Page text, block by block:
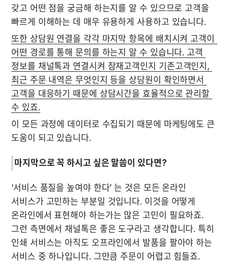
갖고 어떤 점을 궁금해 하는지를 알 수 있으므로 고객을
빠르게 이해하는 데 매우 유용하게 사용하고 있습니다.
또한 상담원 연결을 각각 마지막 항목에 배치시켜 고객이
어떤 경로를 통해 문의를 하는지 알 수 있습니다. 고객
정보를 채널톡과 연결시켜 잠재고객인지 기존고객인지,
최근 주문 내역은 무엇인지 등을 상담원이 확인하면서
고객을 대응하기 때문에 상담시간을 효율적으로 관리할
수 있죠.
이 모든 과정에 데이터로 수집되기 때문에 마케팅에도 큰
도움이 되고 있습니다.
마지막으로 꼭 하시고 싶은 말씀이 있다면?
‘서비스 품질을 높여야 한다’ 는 것은 모든 온라인
서비스가 고민하는 부분일 것입니다. 이것을 어떻게
온라인에서 표현해야 하는가는 많은 고민이 필요하죠.
그런 측면에서 채널톡은 좋은 도구라고 생각합니다. 특히
인쇄 서비스는 아직도 오프라인에서 발품을 팔아야 하는
서비스 중 하나입니다. 그만큼 주문이 어렵고 힘들죠.